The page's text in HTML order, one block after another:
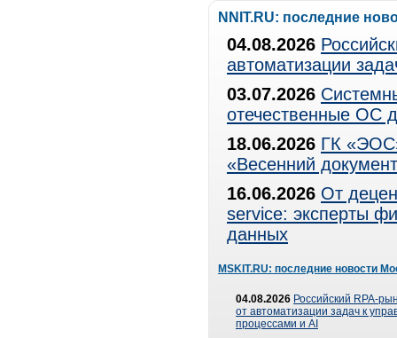
NNIT.RU: последние
04.08.2026
автоматизации
03.07.2026
отечественные ОС
18.06.2026 ГК
«Весенний
16.06.2026 От
service: эксперты
данных
MSKIT.RU: последние новости
04.08.2026 Российский RPA-
от автоматизации задач к
процессами и AI